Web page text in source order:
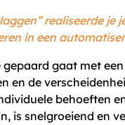
realiseerde je
in een
gaat met
en de
behoeften
is snelgroeiend en